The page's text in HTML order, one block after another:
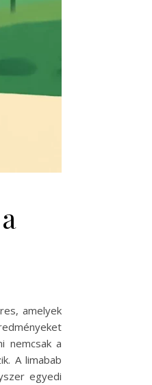
amelyek
nemcsak a
A limabab
egyedi